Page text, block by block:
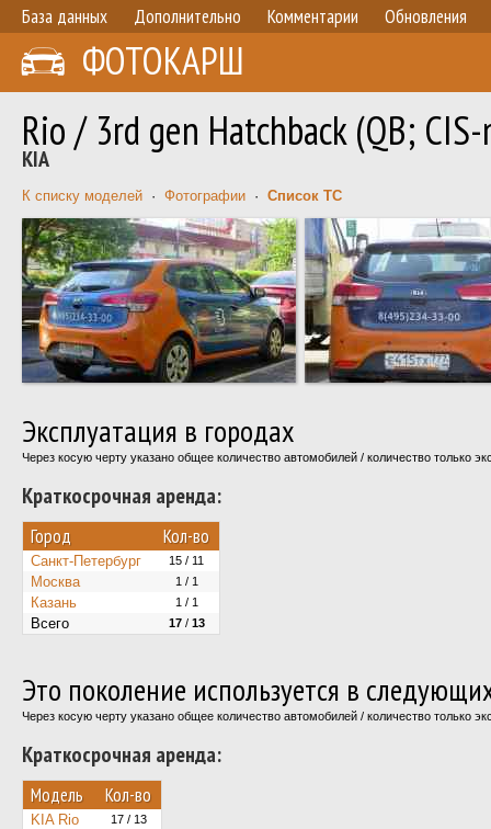
База данных Дополнительно Комментарии Обновления
ФОТОКАРШ
Rio / 3rd gen Hatchback (QB;
KIA
К списку моделей · Фотографии · Список ТС
Эксплуатация в городах
Через косую черту указано общее количество автомобилей / количество только
Краткосрочная аренда:
Город Кол-во
Санкт-Петербург 15 / 11
Москва 1 / 1
Казань 1 / 1
Всего 17/ 13
Это поколение используется в
Через косую черту указано общее количество автомобилей / количество только
Краткосрочная аренда:
Модель Кол-во
KIA Rio 17 / 13